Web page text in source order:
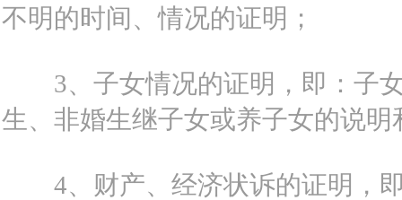
不明的时间、情况的证明；
3、子女情况的证明，即：子女
生、非婚生继子女或养子女的说明
4、财产、经济状诉的证明，即